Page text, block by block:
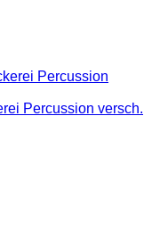
Percussion versch.